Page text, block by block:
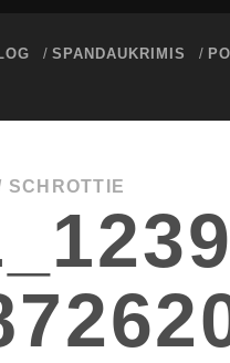
SPANDAUKRIMIS
SCHROTTIE